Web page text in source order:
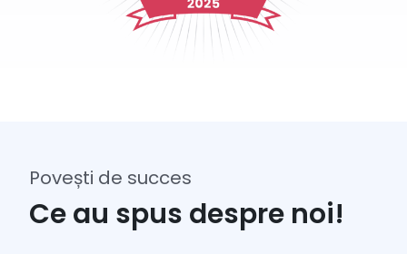
Povești de succes
Ce au spus despre noi!